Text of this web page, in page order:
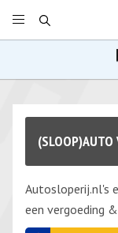
(SLOOP)AUTO
Autosloperij.nl's
een vergoeding